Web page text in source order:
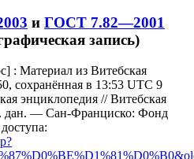
и ГОСТ 7.82—2001
запись)
: Материал из Витебская
сохранённая в 13:53 UTC 9
энциклопедия // Витебская
дан. — Сан-Франциско: Фонд